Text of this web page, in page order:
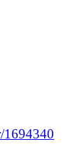
1694340